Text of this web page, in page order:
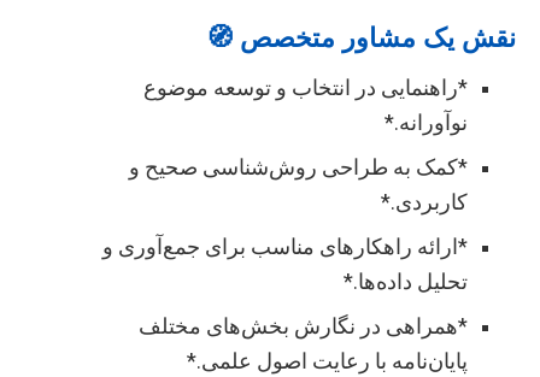
نقش یک مشاور متخصص 🧭
*راهنمایی در انتخاب و توسعه موضوع
نوآورانه.*
*کمک به طراحی روش‌شناسی صحیح و
کاربردی.*
*ارائه راهکارهای مناسب برای جمع‌آوری و
تحلیل داده‌ها.*
*همراهی در نگارش بخش‌های مختلف
پایان‌نامه با رعایت اصول علمی.*